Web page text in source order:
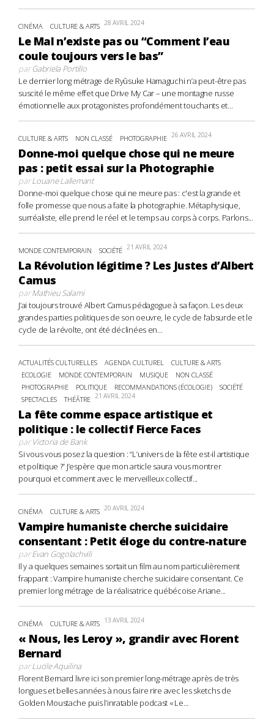
CINÉMA CULTURE & ARTS 28 AVRIL 2024
Le Mal n’existe pas ou “Comment l’eau
coule toujours vers le bas”
parGabriela Portillo
Le dernier long métrage de Ryûsuke Hamaguchi n’a peut-être pas
suscité le même effet que Drive My Car – une montagne russe
émotionnelle aux protagonistes profondément touchants et...
CULTURE & ARTS NON CLASSÉ PHOTOGRAPHIE 26 AVRIL 2024
Donne-moi quelque chose qui ne meure
pas : petit essai sur la Photographie
parLouane Lallemant
Donne-moi quelque chose qui ne meure pas : c'est la grande et
folle promesse que nous a faite la photographie. Métaphysique,
surréaliste, elle prend le réel et le temps au corps à corps. Parlons...
MONDE CONTEMPORAIN SOCIÉTÉ 21 AVRIL 2024
La Révolution légitime ? Les Justes d’Albert
Camus
parMathieu Salami
J’ai toujours trouvé Albert Camus pédagogue à sa façon. Les deux
grandes parties politiques de son oeuvre, le cycle de l’absurde et le
cycle de la révolte, ont été déclinées en...
ACTUALITÉS CULTURELLES AGENDA CULTUREL
CULTURE & ARTS
ECOLOGIE
MONDE CONTEMPORAIN MUSIQUE
NON CLASSÉ
PHOTOGRAPHIE
POLITIQUE RECOMMANDATIONS (ÉCOLOGIE)
SOCIÉTÉ
SPECTACLES
THÉÂTRE 21 AVRIL 2024
La fête comme espace artistique et
politique : le collectif Fierce Faces
parVictoria de Bank
Si vous vous posez la question : “L’univers de la fête est-il artistique
et politique ?” J’espère que mon article saura vous montrer
pourquoi et comment avec le merveilleux collectif...
CINÉMA CULTURE & ARTS 20 AVRIL 2024
Vampire humaniste cherche suicidaire
consentant : Petit éloge du contre-nature
parEvan Gogolachvili
Il y a quelques semaines sortait un film au nom particulièrement
frappant : Vampire humaniste cherche suicidaire consentant. Ce
premier long métrage de la réalisatrice québécoise Ariane...
CINÉMA CULTURE & ARTS 13 AVRIL 2024
« Nous, les Leroy », grandir avec Florent
Bernard
parLucile Aquilina
Florent Bernard livre ici son premier long-métrage après de très
longues et belles années à nous faire rire avec les sketchs de
Golden Moustache puis l’inratable podcast « Le...